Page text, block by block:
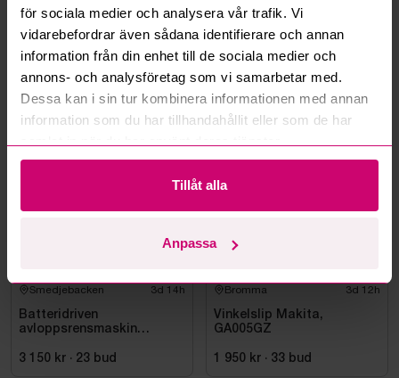
för sociala medier och analysera vår trafik. Vi
vidarebefordrar även sådana identifierare och annan
information från din enhet till de sociala medier och
annons- och analysföretag som vi samarbetar med.
Dessa kan i sin tur kombinera informationen med annan
information som du har tillhandahållit eller som de har
Tillåt alla
Anpassa
Mer från samma kategori
Smedjebacken 3d 14h
Batteridriven
avloppsrensmaskin
FSSM-121 | Oanvänd
3 150 kr · 23 bud
Bromma 3d 12h
Vinkelslip Makita,
GA005GZ
1 950 kr · 33 bud